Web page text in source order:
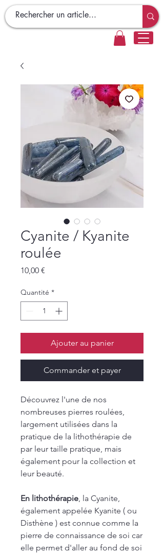
Cyanite / Kyanite
roulée
10,00 €
Quantité *
Ajouter au panier
Commander et payer
Découvrez l'une de nos
nombreuses pierres roulées,
largement utilisées dans la
pratique de la lithothérapie de
par leur taille pratique, mais
également pour la collection et
leur beauté.
En lithothérapie, la Cyanite,
également appelée Kyanite ( ou
Disthène ) est connue comme la
pierre de connaissance de soi car
elle permet d'aller au fond de soi